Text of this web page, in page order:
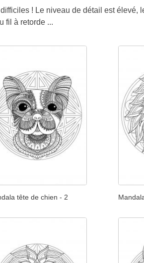
! Le niveau de détail est élevé,
fil à retorde ...
tête de chien - 2